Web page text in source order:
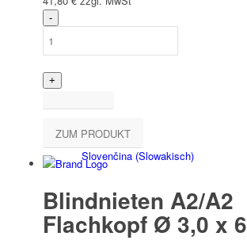
Slovenčina(Slowakisch)
ZUM PRODUKT
Blindnieten A2/A2
Flachkopf Ø 3,0 x 6